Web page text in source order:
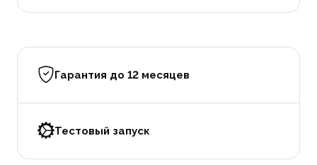
Гарантия до 12 месяцев
Тестовый запуск